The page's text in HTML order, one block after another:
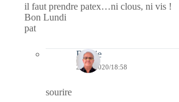
il faut prendre patex…ni clous, ni vis !
Bon Lundi
pat
Bernie
20/04/2020/18:58
sourire